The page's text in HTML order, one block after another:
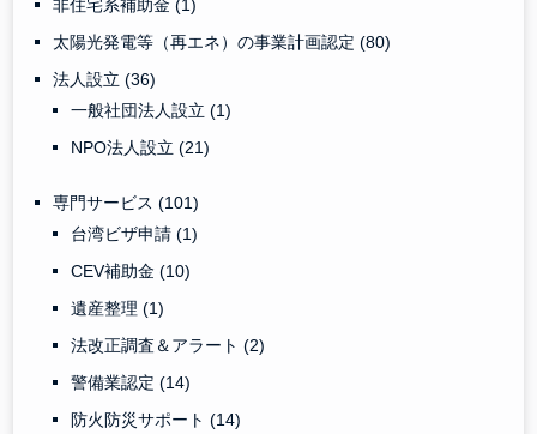
非住宅系補助金(1)
太陽光発電等（再エネ）の事業計画認定(80)
法人設立(36)
一般社団法人設立(1)
NPO法人設立(21)
専門サービス(101)
台湾ビザ申請(1)
CEV補助金(10)
遺産整理(1)
法改正調査＆アラート(2)
警備業認定(14)
防火防災サポート(14)